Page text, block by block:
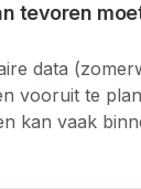
tevoren
data
vooruit te
kan vaak